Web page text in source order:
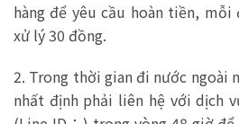
hàng để yêu cầu hoàn tiền,
xử lý 30 đồng.
2. Trong thời gian đi nước ngoài
nhất định phải liên hệ với dịch